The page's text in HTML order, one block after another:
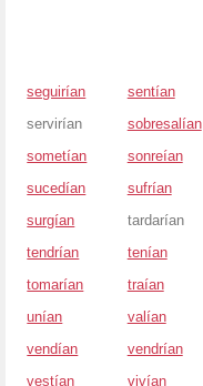
seguirían sentían
servirían
sobresalían
sometían
sonreían
sucedían
sufrían
surgían
tardarían
tendrían
tenían
tomarían
traían
unían
valían
vendían
vendrían
vestían
vivían